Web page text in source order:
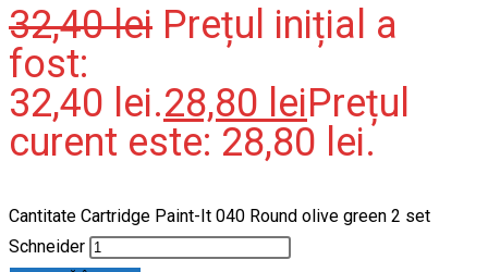
32,40lei Prețul inițial a
fost:
32,40 lei.28,80 leiPrețul
curent este: 28,80 lei.
Cantitate Cartridge Paint-It 040 Round olive green 2 set
Schneider